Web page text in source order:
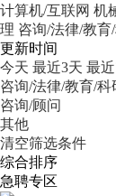
计算机/互联网 机
理 咨询/法律/教育
更新时间
今天 最近3天 最
咨询/法律/教育/科
咨询/顾问
其他
清空筛选条件
综合排序
急聘专区